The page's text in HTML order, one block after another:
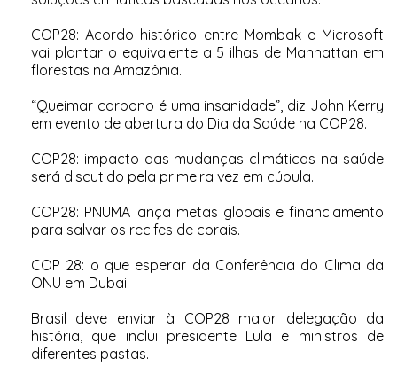
COP28: Acordo histórico entre Mombak e Microsoft
vai plantar o equivalente a 5 ilhas de Manhattan em
florestas na Amazônia.
“Queimar carbono é uma insanidade”, diz John Kerry
em evento de abertura do Dia da Saúde na COP28.
COP28: impacto das mudanças climáticas na saúde
será discutido pela primeira vez em cúpula.
COP28: PNUMA lança metas globais e financiamento
para salvar os recifes de corais.
COP 28: o que esperar da Conferência do Clima da
ONU em Dubai.
Brasil deve enviar à COP28 maior delegação da
história, que inclui presidente Lula e ministros de
diferentes pastas.